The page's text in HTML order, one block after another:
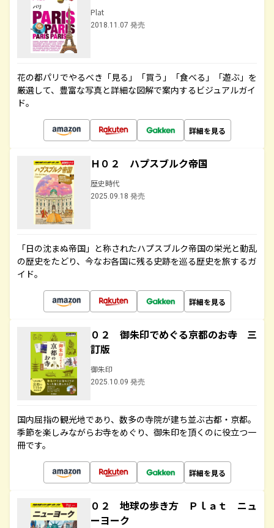
Plat
2018.11.07 発売
花の都パリでやるべき「見る」「買う」「食べる」「遊ぶ」を
厳選して、豊富な写真と詳細な図解で案内するビジュアルガイ
ド。
詳細を見る
Ｈ０２ ハプスブルク帝国
歴史時代
2025.09.18 発売
「日の沈まぬ帝国」と称されたハプスブルク帝国の栄光と動乱
の歴史をたどり、今なお各国に残る史跡を巡る歴史を旅するガ
イド。
詳細を見る
０２ 御朱印でめぐる京都のお寺 三
訂版
御朱印
2025.10.09 発売
国内屈指の観光地であり、数多の寺院が建ち並ぶ古都・京都。
季節を楽しみながらお寺をめぐり、御朱印を頂くのに役立つ一
冊です。
詳細を見る
０２ 地球の歩き方 Ｐｌａｔ ニュ
ーヨーク